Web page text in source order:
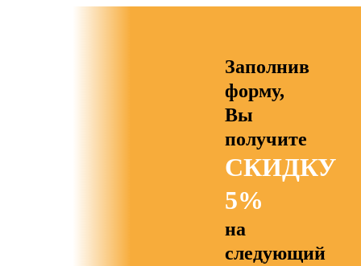
Заполнив
форму,
Вы
получите
СКИДКУ
5%
на
следующий